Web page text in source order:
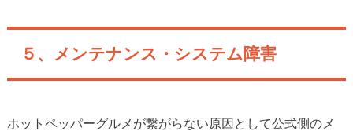
５、メンテナンス・システム障害
ホットペッパーグルメが繋がらない原因として公式側のメ